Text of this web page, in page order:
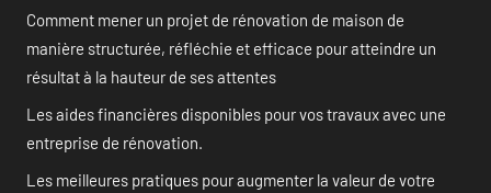
Comment mener un projet de rénovation de maison de
manière structurée, réfléchie et efficace pour atteindre un
résultat à la hauteur de ses attentes
Les aides financières disponibles pour vos travaux avec une
entreprise de rénovation.
Les meilleures pratiques pour augmenter la valeur de votre